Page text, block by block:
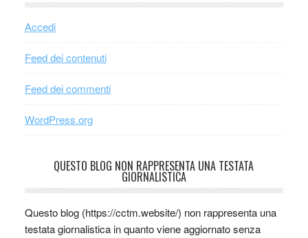
Accedi
Feed dei contenuti
Feed dei commenti
WordPress.org
QUESTO BLOG NON RAPPRESENTA UNA TESTATA
GIORNALISTICA
Questo blog (https://cctm.website/) non rappresenta una
testata giornalistica in quanto viene aggiornato senza